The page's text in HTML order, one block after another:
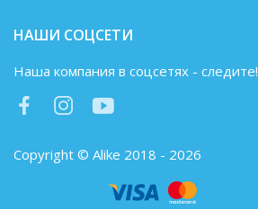
НАШИ СОЦСЕТИ
Наша компания в соцсетях - следите!
Copyright © Alike 2018 - 2026